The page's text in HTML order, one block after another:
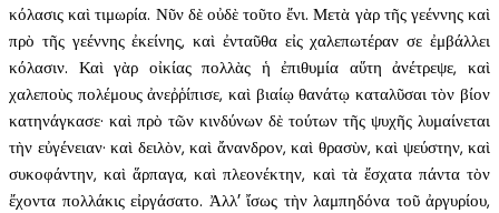
κόλασις καὶ τιμωρία. Νῦν δὲ οὐδὲ τοῦτο ἔνι. Μετὰ γὰρ τῆς γεέννης καὶ
πρὸ τῆς γεέννης ἐκείνης, καὶ ἐνταῦθα εἰς χαλεπωτέραν σε ἐμβάλλει
κόλασιν. Καὶ γὰρ οἰκίας πολλὰς ἡ ἐπιθυμία αὕτη ἀνέτρεψε, καὶ
χαλεποὺς πολέμους ἀνεῤῥίπισε, καὶ βιαίῳ θανάτῳ καταλῦσαι τὸν βίον
κατηνάγκασε· καὶ πρὸ τῶν κινδύνων δὲ τούτων τῆς ψυχῆς λυμαίνεται
τὴν εὐγένειαν· καὶ δειλὸν, καὶ ἄνανδρον, καὶ θρασὺν, καὶ ψεύστην, καὶ
συκοφάντην, καὶ ἅρπαγα, καὶ πλεονέκτην, καὶ τὰ ἔσχατα πάντα τὸν
ἔχοντα πολλάκις εἰργάσατο. Ἀλλ’ ἴσως τὴν λαμπηδόνα τοῦ ἀργυρίου,